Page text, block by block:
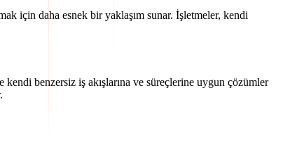
için daha esnek bir yaklaşım sunar. İşletmeler, kendi
benzersiz iş akışlarına ve süreçlerine uygun çözümler